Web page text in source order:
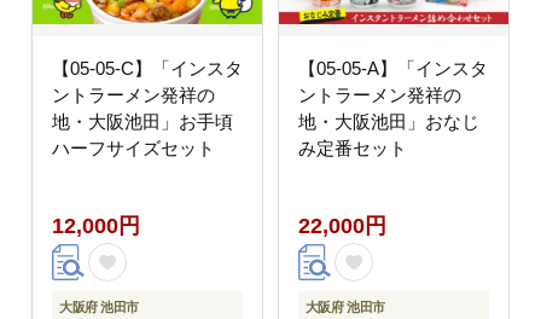
【05-05-C】「インスタ
ントラーメン発祥の
地・大阪池田」お手頃
ハーフサイズセット
12,000円
大阪府 池田市
【05-05-A】「インスタ
ントラーメン発祥の
地・大阪池田」おなじ
み定番セット
22,000円
大阪府 池田市